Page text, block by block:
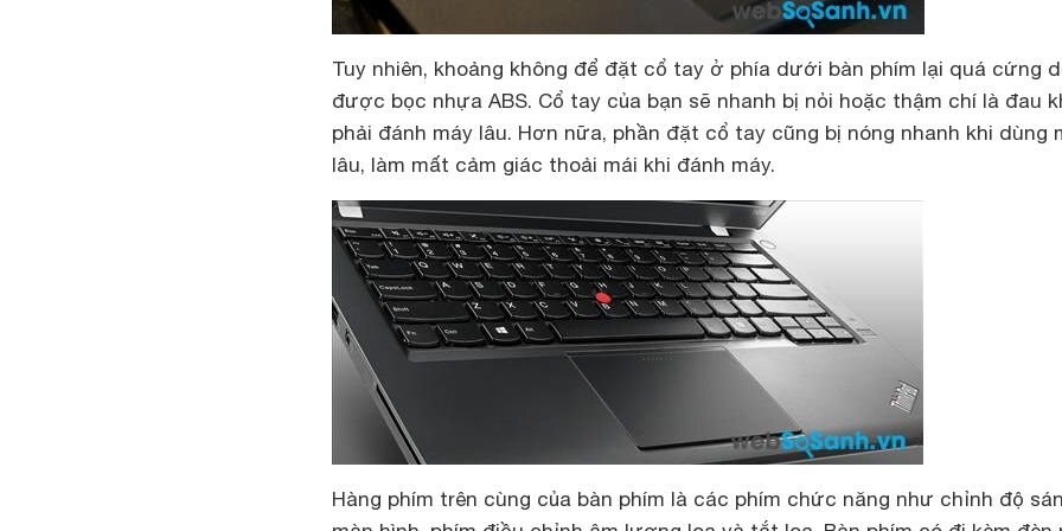
Tuy nhiên, khoảng không để đặt cổ tay ở phía dưới bàn phím lại quá cứng
được bọc nhựa ABS. Cổ tay của bạn sẽ nhanh bị nỏi hoặc thậm chí là đau
phải đánh máy lâu. Hơn nữa, phần đặt cổ tay cũng bị nóng nhanh khi dùng
lâu, làm mất cảm giác thoải mái khi đánh máy.
Hàng phím trên cùng của bàn phím là các phím chức năng như chỉnh độ